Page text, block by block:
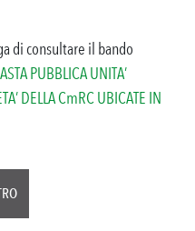
di consultare il bando
PUBBLICA UNITA’
DELLA CmRC UBICATE IN